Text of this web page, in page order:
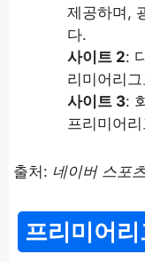
제공하며,
다.
사이트 2:
리미어리
사이트 3:
프리미어
출처: 네이버 스포
프리미어